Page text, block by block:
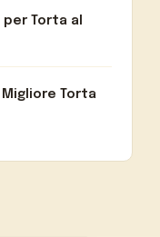
Torta al
Migliore Torta